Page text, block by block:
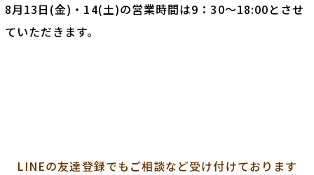
8月13日(金)・14(土)の営業時間は9：30～18:00とさせ
ていただきます。
LINEの友達登録でも ご相談など受け付けております